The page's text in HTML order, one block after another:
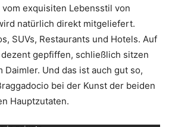
exquisiten Lebensstil von
natürlich direkt mitgeliefert.
SUVs, Restaurants und Hotels. Auf
gepfiffen, schließlich sitzen
Daimler. Und das ist auch gut so,
bei der Kunst der beiden
Hauptzutaten.